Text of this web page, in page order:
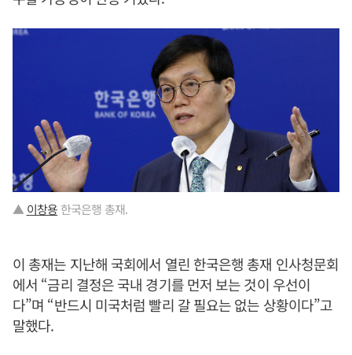
▲ 이창용 한국은행 총재.
이 총재는 지난해 국회에서 열린 한국은행 총재 인사청문회
에서 “금리 결정은 국내 경기를 먼저 보는 것이 우선이
다”며 “반드시 미국처럼 빨리 갈 필요는 없는 상황이다”고
말했다.